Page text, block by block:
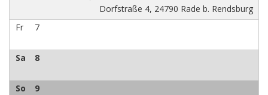
Dorfstraße 4, 24790 Rade b. Rendsburg
Fr
7
Sa 8
So 9